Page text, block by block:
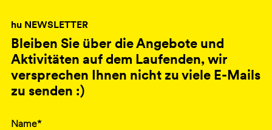
hu NEWSLETTER
Bleiben Sie über die Angebote und
Aktivitäten auf dem Laufenden, wir
versprechen Ihnen nicht zu viele E-Mails
zu senden :)
Name*